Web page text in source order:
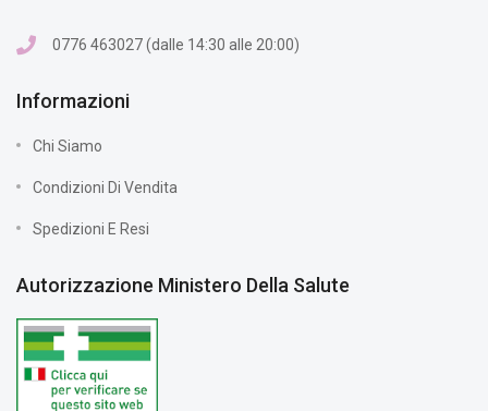
0776 463027 (dalle 14:30 alle 20:00)
Informazioni
Chi Siamo
Condizioni Di Vendita
Spedizioni E Resi
Autorizzazione Ministero Della Salute